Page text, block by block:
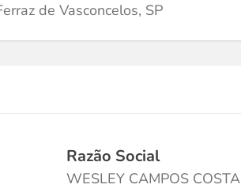
de Vasconcelos, SP
Razão Social
WESLEY CAMPOS COSTA